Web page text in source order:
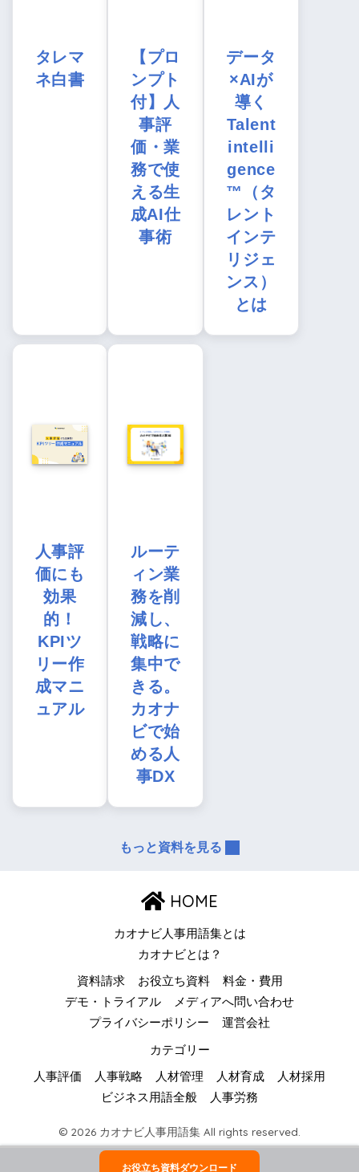
タレマ
ネ白書
【プロ
ンプト
付】人
事評
価・業
務で使
える生
成AI仕
事術
データ
×AIが
導く
Talent
intelli
gence
™（タ
レント
インテ
リジェ
ンス）
とは
人事評
価にも
効果
的！
KPIツ
リー作
成マニ
ュアル
ルーテ
ィン業
務を削
減し、
戦略に
集中で
きる。
カオナ
ビで始
める人
事DX
もっと資料を見る
HOME
カオナビ人事用語集とは
カオナビとは？
資料請求 お役立ち資料
料金・費用
デモ・トライアル
メディアへ問い合わせ
プライバシーポリシー
運営会社
カテゴリー
人事評価 人事戦略 人材管理 人材育成
人材採用
ビジネス用語全般
人事労務
© 2026 カオナビ人事用語集 All rights reserved.
お役立ち資料ダウンロード